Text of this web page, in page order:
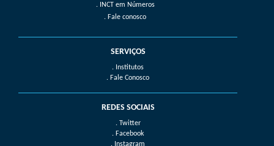
INCT em Números
Fale conosco
SERVIÇOS
. Institutos
. Fale Conosco
REDES SOCIAIS
. Twitter
. Facebook
. Instagram